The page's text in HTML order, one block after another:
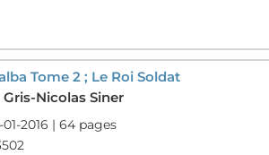
Tome 2 ; Le Roi Soldat
Nicolas Siner
2016 | 64 pages